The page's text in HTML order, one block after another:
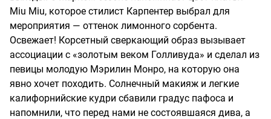
Miu Miu, которое стилист Карпентер выбрал для
мероприятия — оттенок лимонного сорбента.
Освежает! Корсетный сверкающий образ вызывает
ассоциации с «золотым веком Голливуда» и сделал из
певицы молодую Мэрилин Монро, на которую она
явно хочет походить. Солнечный макияж и легкие
калифорнийские кудри сбавили градус пафоса и
напомнили, что перед нами не состоявшаяся дива, а